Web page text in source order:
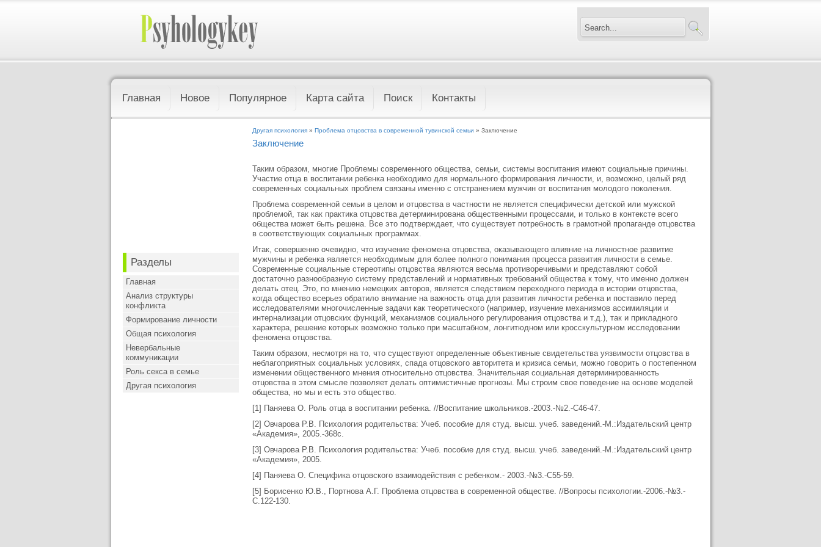
Главная Новое Популярное Карта сайта Поиск Контакты
Разделы
Главная
Анализ структуры
конфликта
Формирование личности
Общая психология
Невербальные
коммуникации
Роль секса в семье
Другая психология
Другая психология » Проблема отцовства в современной тувинской семьи » Заключение
Заключение
Таким образом, многие Проблемы современного общества, семьи, системы воспитания имеют социальные причины.
Участие отца в воспитании ребенка необходимо для нормального формирования личности, и, возможно, целый ряд
современных социальных проблем связаны именно с отстранением мужчин от воспитания молодого поколения.
Проблема современной семьи в целом и отцовства в частности не является специфически детской или мужской
проблемой, так как практика отцовства детерминирована общественными процессами, и только в контексте всего
общества может быть решена. Все это подтверждает, что существует потребность в грамотной пропаганде отцовства
в соответствующих социальных программах.
Итак, совершенно очевидно, что изучение феномена отцовства, оказывающего влияние на личностное развитие
мужчины и ребенка является необходимым для более полного понимания процесса развития личности в семье.
Современные социальные стереотипы отцовства являются весьма противоречивыми и представляют собой
достаточно разнообразную систему представлений и нормативных требований общества к тому, что именно должен
делать отец. Это, по мнению немецких авторов, является следствием переходного периода в истории отцовства,
когда общество всерьез обратило внимание на важность отца для развития личности ребенка и поставило перед
исследователями многочисленные задачи как теоретического (например, изучение механизмов ассимиляции и
интернализации отцовских функций, механизмов социального регулирования отцовства и т.д.), так и прикладного
характера, решение которых возможно только при масштабном, лонгитюдном или кросскультурном исследовании
феномена отцовства.
Таким образом, несмотря на то, что существуют определенные объективные свидетельства уязвимости отцовства в
неблагоприятных социальных условиях, спада отцовского авторитета и кризиса семьи, можно говорить о постепенном
изменении общественного мнения относительно отцовства. Значительная социальная детерминированность
отцовства в этом смысле позволяет делать оптимистичные прогнозы. Мы строим свое поведение на основе моделей
общества, но мы и есть это общество.
[1] Паняева О. Роль отца в воспитании ребенка. //Воспитание школьников.-2003.-№2.-С46-47.
[2] Овчарова Р.В. Психология родительства: Учеб. пособие для студ. высш. учеб. заведений.-М.:Издательский центр
«Академия», 2005.-368с.
[3] Овчарова Р.В. Психология родительства: Учеб. пособие для студ. высш. учеб. заведений.-М.:Издательский центр
«Академия», 2005.
[4] Паняева О. Специфика отцовского взаимодействия с ребенком.- 2003.-№3.-С55-59.
[5] Борисенко Ю.В., Портнова А.Г. Проблема отцовства в современной обществе. //Вопросы психологии.-2006.-№3.-
С.122-130.